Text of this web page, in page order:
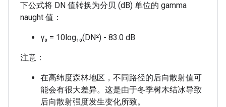
下公式将 DN 值转换为分贝 (dB) 单位的 gamma
naught 值：
γ₀ = 10log₁₀(DN²) - 83.0 dB
注意：
在高纬度森林地区，不同路径的后向散射值可
能会有很大差异。这是由于冬季树木结冰导致
后向散射强度发生变化所致。